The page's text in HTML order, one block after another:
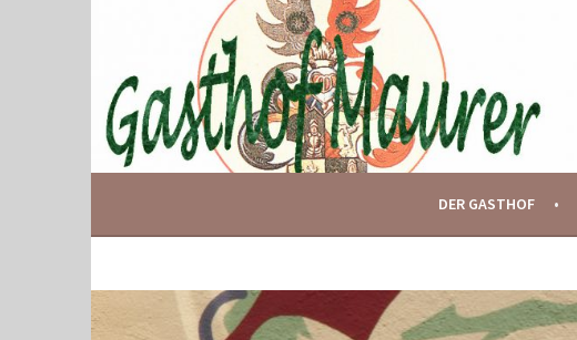
GASTHOF MAURER
IHR GASTHOF IN GLOGGNITZ
DER GASTHOF